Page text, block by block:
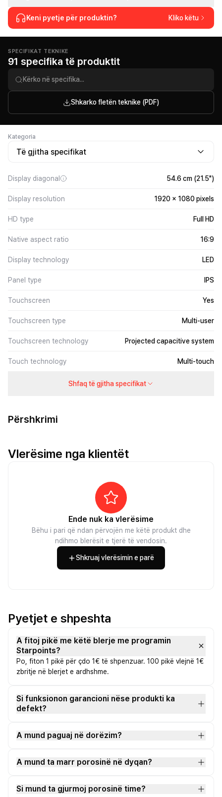
Keni pyetje për produktin? Kliko këtu
SPECIFIKAT TEKNIKE
91 specifika të produktit
Shkarko fletën teknike (PDF)
Kategoria
Të gjitha specifikat
Display diagonal 54.6 cm (21.5")
Display resolution 1920 x 1080 pixels
HD type Full HD
Native aspect ratio 16:9
Display technology LED
Panel type IPS
Touchscreen Yes
Touchscreen type Multi-user
Touchscreen technology Projected capacitive system
Touch technology Multi-touch
Shfaq të gjitha specifikat
Përshkrimi
Vlerësime nga klientët
Ende nuk ka vlerësime
Bëhu i pari që ndan përvojën me këtë produkt dhe
ndihmo blerësit e tjerë të vendosin.
Shkruaj vlerësimin e parë
Pyetjet e shpeshta
A fitoj pikë me këtë blerje me programin
Starpoints?
Po, fiton 1 pikë për çdo 1€ të shpenzuar. 100 pikë vlejnë 1€
zbritje në blerjet e ardhshme.
Si funksionon garancioni nëse produkti ka
defekt?
A mund paguaj në dorëzim?
A mund ta marr porosinë në dyqan?
Si mund ta gjurmoj porosinë time?